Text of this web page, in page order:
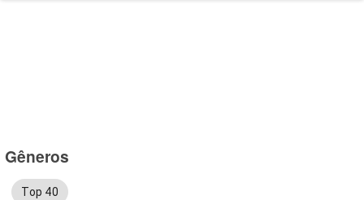
Gêneros
Top 40